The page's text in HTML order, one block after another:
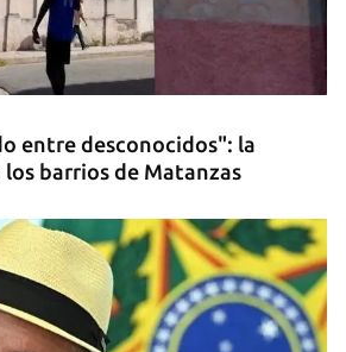
entre desconocidos": la
barrios de Matanzas